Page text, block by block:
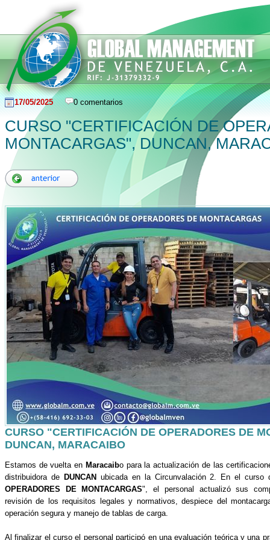
17/05/2025 0 comentarios
CURSO "CERTIFICACIÓN DE
MONTACARGAS", DUNCAN,
CURSO "CERTIFICACIÓN DE OPERADORES DE
DUNCAN, MARACAIBO
Estamos de vuelta en Maracaibo para la actualización de las
distribuidora de DUNCANubicada en la Circunvalación 2. En el curso
OPERADORES DE MONTACARGAS", el personal actualizó sus
revisión de los requisitos legales y normativos, despiece del
operación segura y manejo de tablas de carga.
Al finalizar el curso el personal participó en una evaluación teórica y una